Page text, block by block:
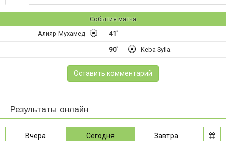
События матча
41'
Алияр Мухамед
90' Keba Sylla
Оставить комментарий
Результаты онлайн
Вчера Сегодня Завтра